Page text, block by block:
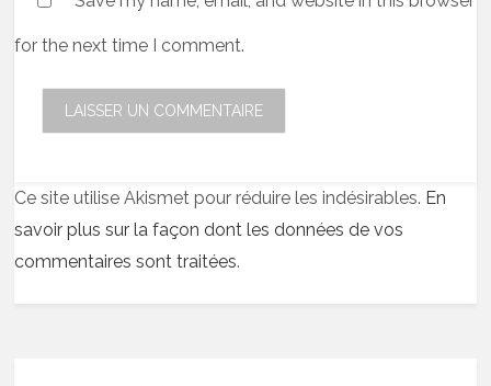
for the next time I comment.
Ce site utilise Akismet pour réduire les indésirables. En
savoir plus sur la façon dont les données de vos
commentaires sont traitées.